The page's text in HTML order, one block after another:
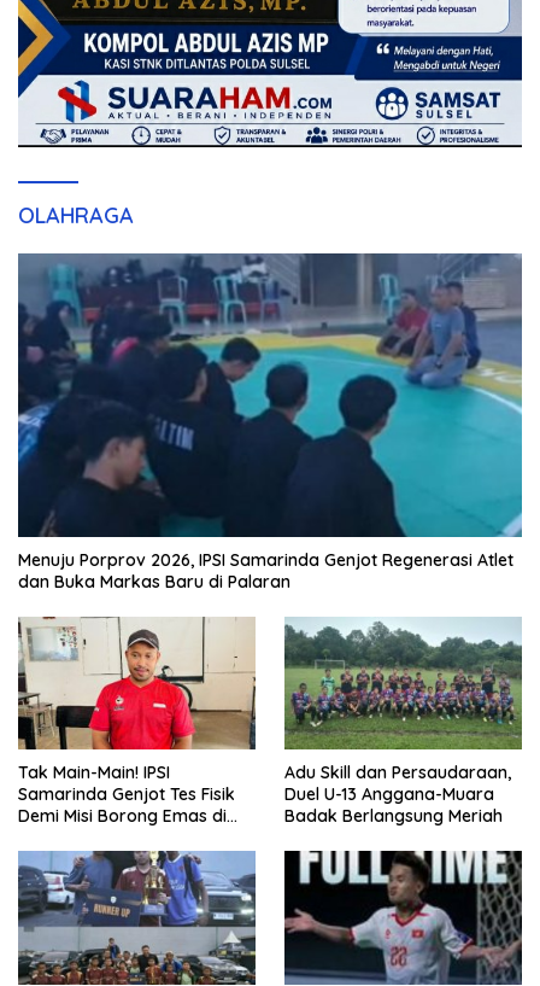
OLAHRAGA
Menuju Porprov 2026, IPSI Samarinda Genjot Regenerasi Atlet
dan Buka Markas Baru di Palaran
Tak Main-Main! IPSI
Samarinda Genjot Tes Fisik
Demi Misi Borong Emas di
Adu Skill dan Persaudaraan,
Duel U-13 Anggana-Muara
Badak Berlangsung Meriah